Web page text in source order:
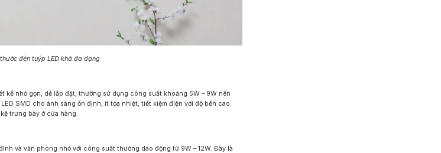
đèn tuýp LED khá đa dạng
kế nhỏ gọn, dễ lắp đặt, thường sử dụng công suất khoảng 5W – 9W nên
SMD cho ánh sáng ổn định, ít tỏa nhiệt, tiết kiệm điện với độ bền cao.
trưng bày ở cửa hàng.
và văn phòng nhỏ với công suất thường dao động từ 9W – 12W. Đây là